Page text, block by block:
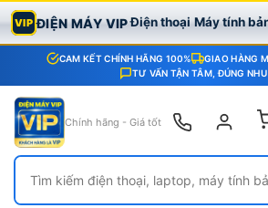
VIP ĐIỆN MÁY VIPĐiện thoại Máy tính
CAM KẾT CHÍNH HÃNG 100%
GIAO HÀNG
TƯ VẤN TẬN TÂM, ĐÚNG
Chính hãng - Giá tốt